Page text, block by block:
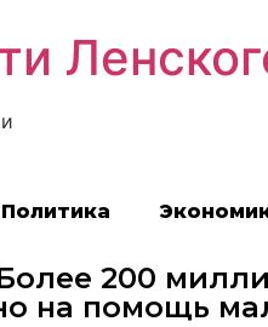
Политика
200
на помощь